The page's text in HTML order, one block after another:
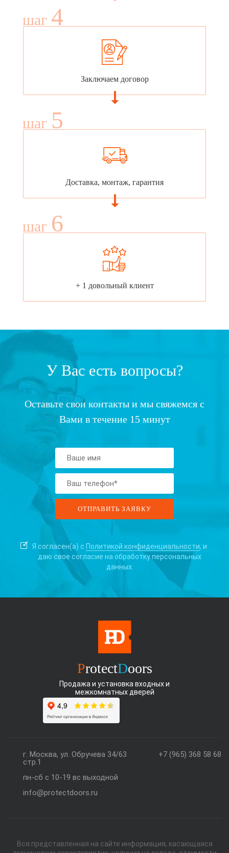
шаг 4
Заключаем договор
шаг 5
Доставка, монтаж, гарантия
шаг 6
+ 1 довольный клиент
У Вас есть вопросы?
Оставьте свои контакты и мы свяжемся с
Вами в течение 15 минут
Я согласен(а) с Политикой конфиденциальности, и
даю свое согласие на обработку персональных
данных.
ProtectDoors
Продажа и установка входных и
межкомнатных дверей
+7 (965) 368 58 68
г. Москва, ул. Обручева 34/63
стр.1
пн-сб с 10-19 вс выходной
info@protectdoors.ru
Вся представленная на сайте информация, касающаяся